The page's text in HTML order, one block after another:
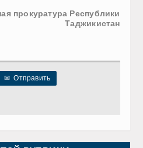
прокуратура Республики
Таджикистан
✉ Отправить